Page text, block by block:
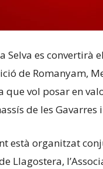
Selva es convertirà
de Romanyam,
que vol posar en
de les Gavarres
està organitzat
Llagostera,